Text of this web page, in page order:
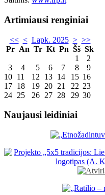
Artimiausi renginiai
<< < Lapk. 2025 > >>
Pr An Tr Kt Pn Šš Sk
1
2
3
4 5 6 7 8
9
10 11 12 13 14 15 16
17 18 19 20 21 22 23
24 25 26 27 28 29 30
Naujausi leidiniai